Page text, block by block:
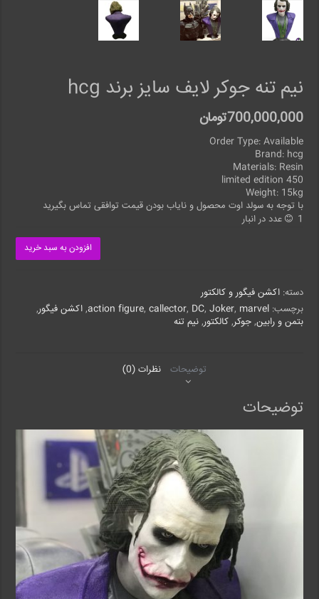
نیم تنه جوکر لایف سایز برند hcg
700,000,000تومان
Order Type: Available
Brand: hcg
Materials: Resin
limited edition 450
Weight: 15kg
با توجه به سولد اوت محصول و نایاب بودن قیمت توافقی تماس بگیرید
1 عدد در انبار
افزودن به سبد خرید
دسته:اکشن فیگور و کالکتور
برچسب:
action figure, callector, DC, Joker, marvel
,اکشن فیگور,
بتمن و رابین,جوکر,کالکتور,نیم تنه
توضیحات نظرات (0)
توضیحات